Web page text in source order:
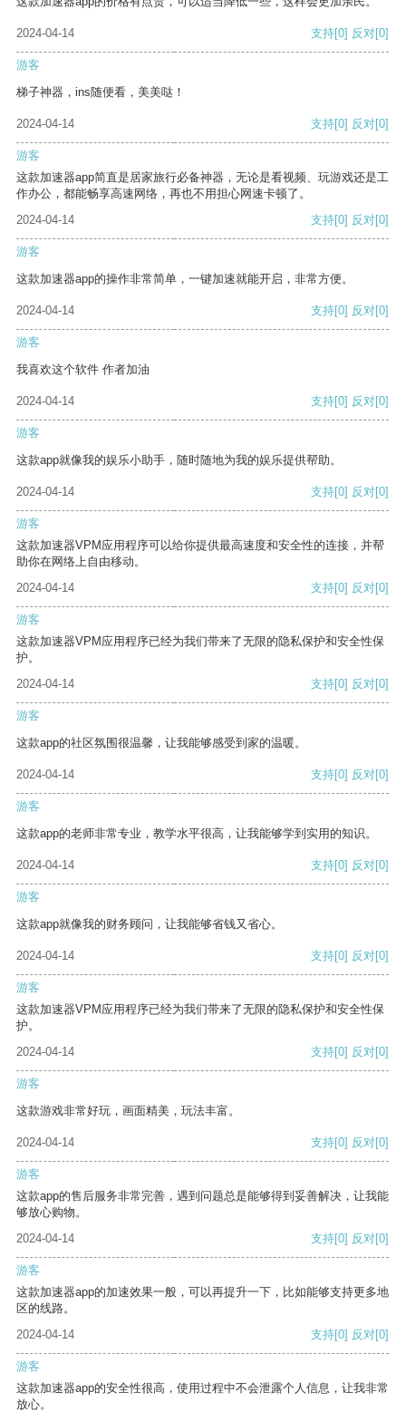
2024-04-14 支持[0] 反对[0]
游客
梯子神器，ins随便看，美美哒！
2024-04-14 支持[0] 反对[0]
游客
这款加速器app简直是居家旅行必备神器，无论是看视频、玩游戏还是工
作办公，都能畅享高速网络，再也不用担心网速卡顿了。
2024-04-14
支持[0] 反对[0]
游客
这款加速器app的操作非常简单，一键加速就能开启，非常方便。
2024-04-14 支持[0] 反对[0]
游客
我喜欢这个软件 作者加油
2024-04-14 支持[0] 反对[0]
游客
这款app就像我的娱乐小助手，随时随地为我的娱乐提供帮助。
2024-04-14 支持[0] 反对[0]
游客
这款加速器VPM应用程序可以给你提供最高速度和安全性的连接，并帮
助你在网络上自由移动。
2024-04-14
支持[0] 反对[0]
游客
这款加速器VPM应用程序已经为我们带来了无限的隐私保护和安全性保
护。
2024-04-14
支持[0] 反对[0]
游客
这款app的社区氛围很温馨，让我能够感受到家的温暖。
2024-04-14 支持[0] 反对[0]
游客
这款app的老师非常专业，教学水平很高，让我能够学到实用的知识。
2024-04-14 支持[0] 反对[0]
游客
这款app就像我的财务顾问，让我能够省钱又省心。
2024-04-14 支持[0] 反对[0]
游客
这款加速器VPM应用程序已经为我们带来了无限的隐私保护和安全性保
护。
2024-04-14
支持[0] 反对[0]
游客
这款游戏非常好玩，画面精美，玩法丰富。
2024-04-14 支持[0] 反对[0]
游客
这款app的售后服务非常完善，遇到问题总是能够得到妥善解决，让我能
够放心购物。
2024-04-14
支持[0] 反对[0]
游客
这款加速器app的加速效果一般，可以再提升一下，比如能够支持更多地
区的线路。
2024-04-14
支持[0] 反对[0]
游客
这款加速器app的安全性很高，使用过程中不会泄露个人信息，让我非常
放心。